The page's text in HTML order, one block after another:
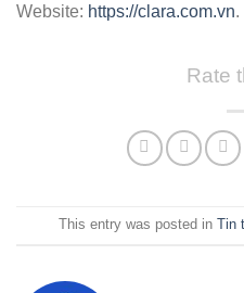
Website: https://clara.com.vn.
Rate
This entry was posted in Tin